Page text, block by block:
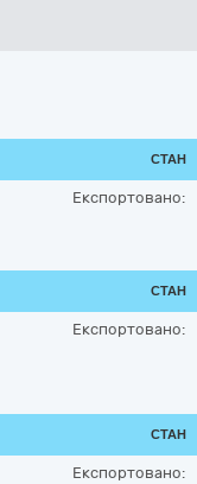
СТАН
Експортовано:
СТАН
Експортовано:
СТАН
Експортовано: